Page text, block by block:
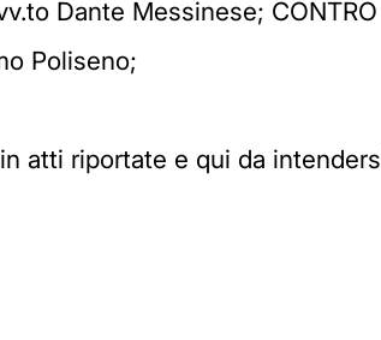
Dante Messinese;
Poliseno;
atti riportate e qui da